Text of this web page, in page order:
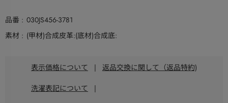
品番
030JS456-3781
素材
(甲材)合成皮革:(底材)合成底:
表示価格について | 返品交換に関して（返品特約)
洗濯表記について |